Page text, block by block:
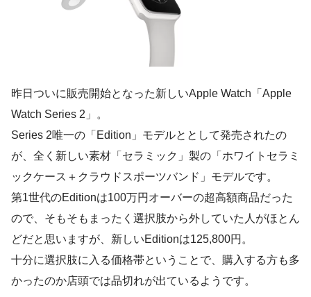
昨日ついに販売開始となった新しいApple Watch「Apple
Watch Series 2」。
Series 2唯一の 「Edition」 モデルととして発売されたの
が、全く新しい素材「セラミック」製の「ホワイトセラミ
ックケース＋クラウドスポーツバンド」モデルです。
第1世代のEditionは100万円オーバーの超高額商品だった
ので、そもそもまったく選択肢から外していた人がほとん
どだと思いますが、新しいEditionは125,800円。
十分に選択肢に入る価格帯ということで、購入する方も多
かったのか店頭では品切れが出ているようです。